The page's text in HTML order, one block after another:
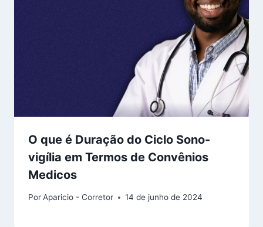
O que é Duração do Ciclo Sono-
vigília em Termos de Convênios
Medicos
PorAparicio - Corretor 14 de junho de 2024